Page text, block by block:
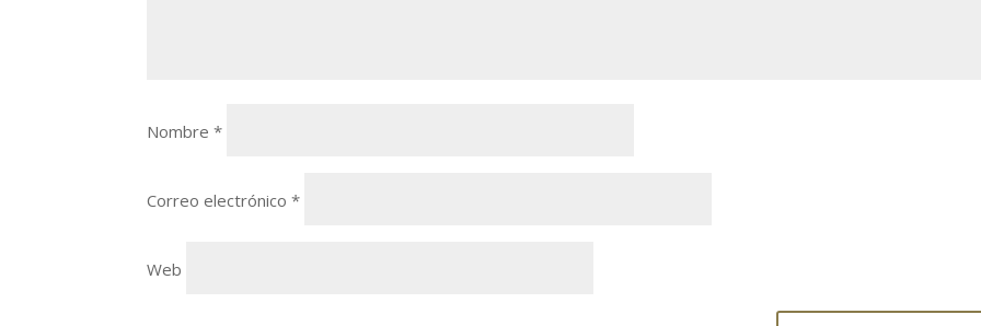
Nombre*
Correo electrónico*
Web